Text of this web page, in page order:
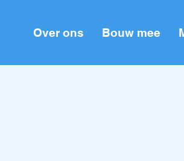
Over ons Bouw mee